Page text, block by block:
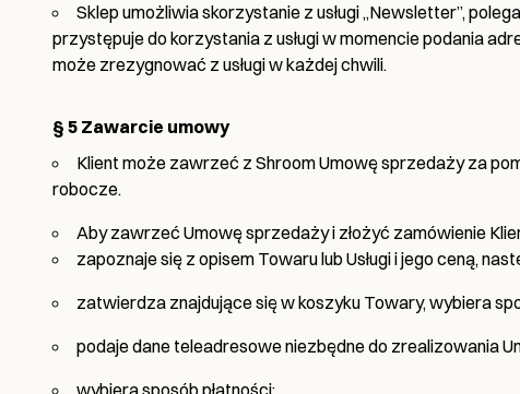
Sklep umożliwia skorzystanie z usługi „Newsletter”,
przystępuje do korzystania z usługi w momencie podania
może zrezygnować z usługi w każdej chwili.
§ 5 Zawarcie umowy
Klient może zawrzeć z Shroom Umowę sprzedaży za
robocze.
Aby zawrzeć Umowę sprzedaży i złożyć zamówienie
zapoznaje się z opisem Towaru lub Usługi i jego ceną,
zatwierdza znajdujące się w koszyku Towary, wybiera
podaje dane teleadresowe niezbędne do zrealizowania
wybiera sposób płatności;